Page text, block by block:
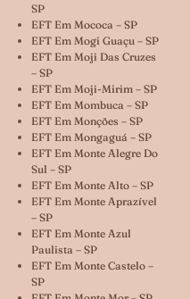
SP
EFT Em Mococa – SP
EFT Em Mogi Guaçu – SP
EFT Em Moji Das Cruzes
– SP
EFT Em Moji-Mirim – SP
EFT Em Mombuca – SP
EFT Em Monções – SP
EFT Em Mongaguá – SP
EFT Em Monte Alegre Do
Sul – SP
EFT Em Monte Alto – SP
EFT Em Monte Aprazível
– SP
EFT Em Monte Azul
Paulista – SP
EFT Em Monte Castelo –
SP